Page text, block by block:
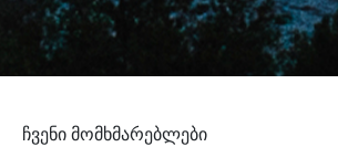
ჩვენი მომხმარებლები